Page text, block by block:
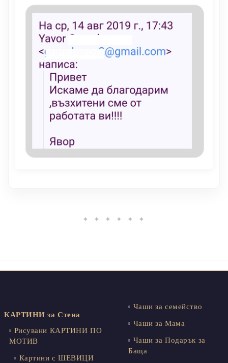
✦ ✦ ✦ ✦ ✦ ✦
КАРТИНИ за Стена
Рисувани КАРТИНИ ПО
МОТИВ
Картини с ШЕВИЦИ
Чаши за семейство
Чаши за Мама
Чаши за Подарък за
Баща